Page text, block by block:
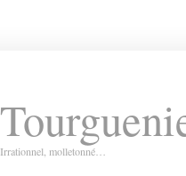
Irrationnel, molletonné…